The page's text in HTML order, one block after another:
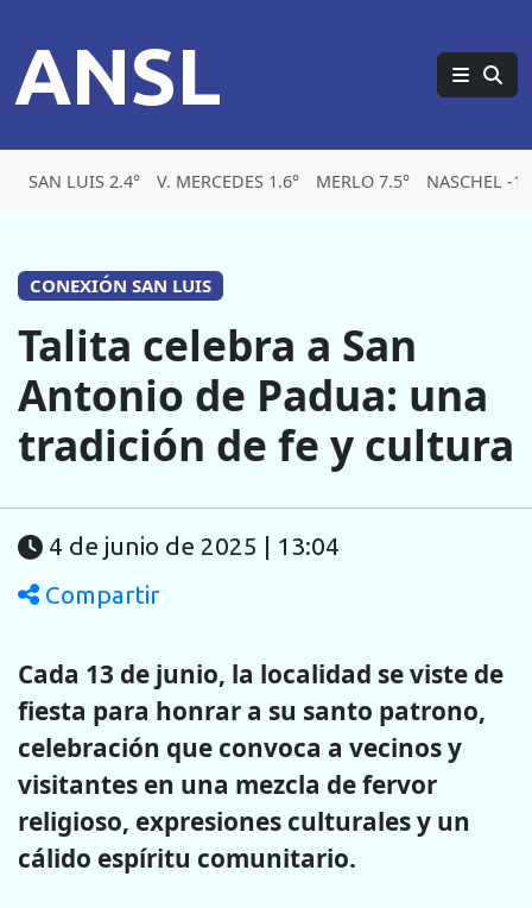
ANSL
SAN LUIS 2.4° V. MERCEDES 1.6° MERLO 7.5° NASCHEL -
CONEXIÓN SAN LUIS
Talita celebra a San
Antonio de Padua: una
tradición de fe y cultura
4 de junio de 2025 | 13:04
Compartir
Cada 13 de junio, la localidad se viste de
fiesta para honrar a su santo patrono,
celebración que convoca a vecinos y
visitantes en una mezcla de fervor
religioso, expresiones culturales y un
cálido espíritu comunitario.